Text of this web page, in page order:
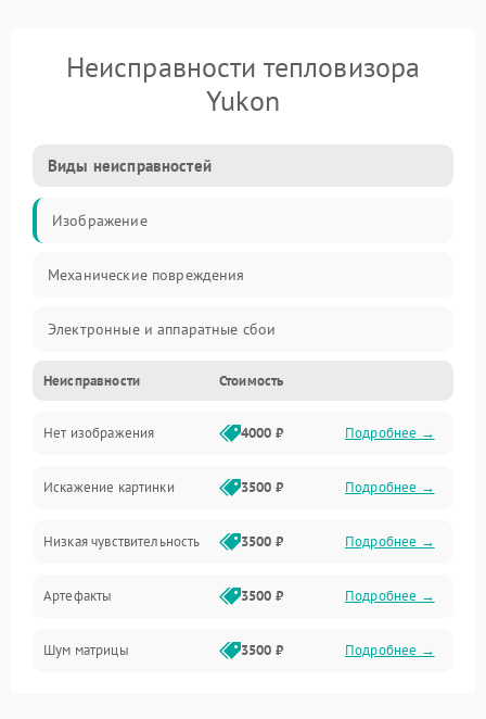
Неисправности тепловизора
Yukon
Виды неисправностей
Изображение
Механические повреждения
Электронные и аппаратные сбои
Неисправности сенсора и оптики
Программные ошибки
Электропитание
Измерения
Матрица
Проблемы питания
Неисправности Стоимость
Нет изображения 4000 ₽ Подробнее →
Искажение картинки 3500 ₽ Подробнее →
Низкая чувствительность 3500 ₽ Подробнее →
Артефакты 3500 ₽ Подробнее →
Шум матрицы 3500 ₽ Подробнее →